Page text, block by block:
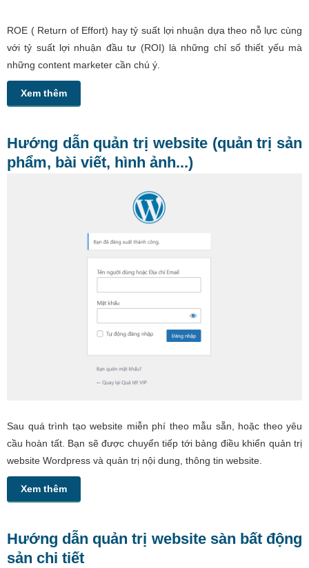
ROE ( Return of Effort) hay tỷ suất lợi nhuận dựa theo nỗ lực cùng
với tỷ suất lợi nhuận đầu tư (ROI) là những chỉ số thiết yếu mà
những content marketer cần chú ý.
Xem thêm
Hướng dẫn quản trị website (quản trị sản
phẩm, bài viết, hình ảnh...)
Sau quá trình tạo website miễn phí theo mẫu sẵn, hoặc theo yêu
cầu hoàn tất. Bạn sẽ được chuyển tiếp tới bảng điều khiển quản trị
website Wordpress và quản trị nội dung, thông tin website.
Xem thêm
Hướng dẫn quản trị website sàn bất động
sản chi tiết